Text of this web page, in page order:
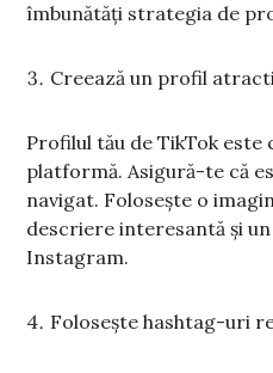
îmbunătăți strategia de
Creează un profil
Profilul tău de TikTok este
platformă. Asigură-te că
navigat. Folosește o
descriere interesantă și
Instagram.
Folosește hashtag-uri